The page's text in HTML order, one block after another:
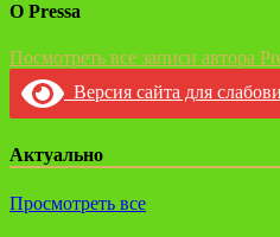
О Pressa
Посмотреть все записи автора
Версия сайта для
Актуально
Просмотреть все